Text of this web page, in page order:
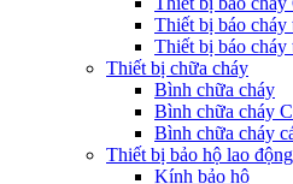
Thiết bị báo
Thiết bị báo
Thiết bị chữa cháy
Bình chữa cháy
Bình chữa cháy
Bình chữa cháy
Thiết bị bảo hộ lao động
Kính bảo hộ